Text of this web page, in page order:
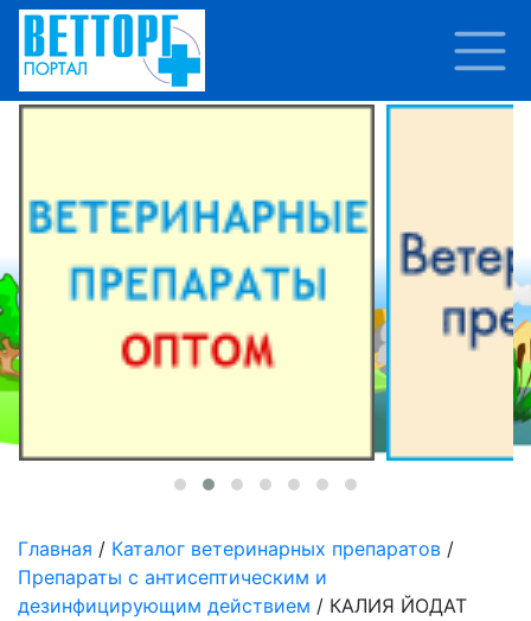
Главная / Каталог ветеринарных препаратов /
Препараты с антисептическим и
дезинфицирующим действием / КАЛИЯ ЙОДАТ